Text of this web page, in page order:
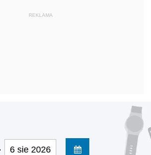
6 sie 2026